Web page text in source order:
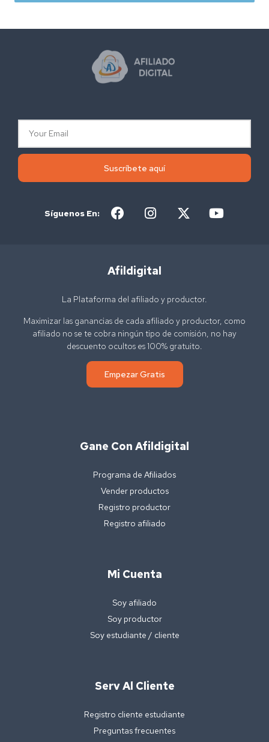
Suscríbete aquí
Síguenos En:
Afildigital
La Plataforma del afiliado y productor.
Maximizar las ganancias de cada afiliado y productor, como
afiliado no se te cobra ningún tipo de comisión, no hay
descuento ocultos es 100% gratuito.
Empezar Gratis
Gane Con Afildigital
Programa de Afiliados
Vender productos
Registro productor
Registro afiliado
Mi Cuenta
Soy afiliado
Soy productor
Soy estudiante / cliente
Serv Al Cliente
Registro cliente estudiante
Preguntas frecuentes